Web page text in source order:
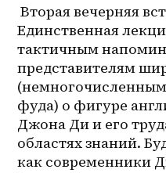
Вторая вечерняя встреча — доклад.
Единственная
тактичным
представителям
фуда) о фигуре
Джона Ди и его
областях знаний.
как современники